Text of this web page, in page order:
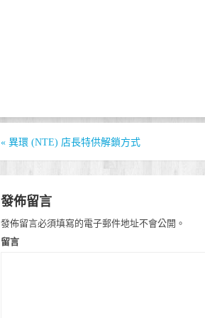
«異環 (NTE) 店長特供解鎖方式
發佈留言
發佈留言必須填寫的電子郵件地址不會公開。
留言